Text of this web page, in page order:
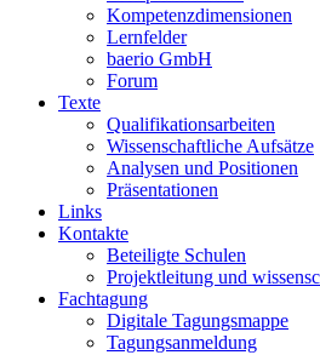
Kompetenzdimensionen
Lernfelder
baerio GmbH
Forum
Texte
Qualifikationsarbeiten
Wissenschaftliche Aufsätze
Analysen und Positionen
Präsentationen
Links
Kontakte
Beteiligte Schulen
Projektleitung und
Fachtagung
Digitale Tagungsmappe
Tagungsanmeldung